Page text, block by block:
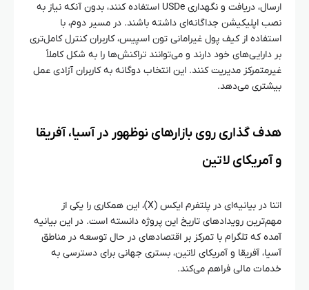
ارسال، دریافت و نگهداری USDe استفاده کنند، بدون آنکه نیاز به
نصب اپلیکیشن جداگانه‌ای داشته باشند. در مسیر دوم، با
استفاده از کیف پول غیرامانی تون اسپیس، کاربران کنترل کامل‌تری
بر دارایی‌های خود دارند و می‌توانند تراکنش‌ها را به شکل کاملاً
غیرمتمرکز مدیریت کنند. این انتخاب دوگانه به کاربران آزادی عمل
بیشتری می‌دهد.
هدف‌ گذاری روی بازارهای نوظهور در آسیا، آفریقا
و آمریکای لاتین
اتنا در بیانیه‌ای در پلتفرم ایکس (X)، این همکاری را یکی از
مهم‌ترین رویدادهای تاریخ این پروژه دانسته است. در این بیانیه
آمده که تلگرام با تمرکز بر اقتصادهای در حال توسعه در مناطق
آسیا، آفریقا و آمریکای لاتین، بستری جهانی برای دسترسی به
خدمات مالی فراهم می‌کند.